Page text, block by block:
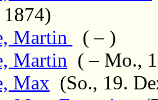
Martin ( – )
Martin ( – Mo.,
Max (So., 19.